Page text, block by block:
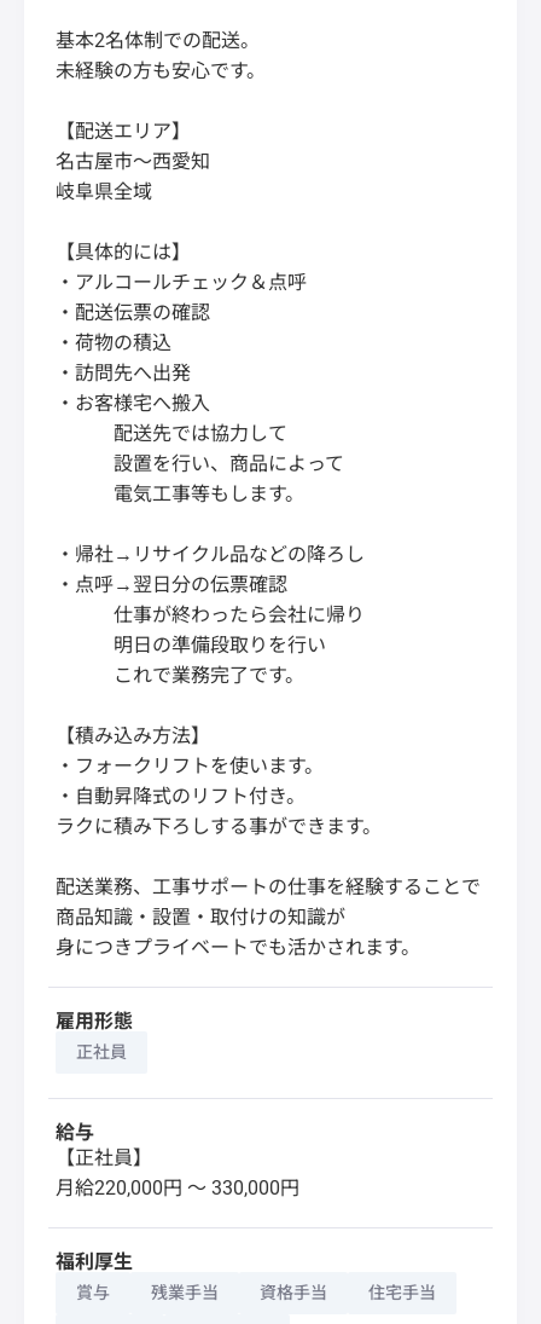
基本2名体制での配送。
未経験の方も安心です。
【配送エリア】
名古屋市～西愛知
岐阜県全域
【具体的には】
・アルコールチェック＆点呼
・配送伝票の確認
・荷物の積込
・訪問先へ出発
・お客様宅へ搬入
配送先では協力して
設置を行い、商品によって
電気工事等もします。
・帰社→リサイクル品などの降ろし
・点呼→翌日分の伝票確認
仕事が終わったら会社に帰り
明日の準備段取りを行い
これで業務完了です。
【積み込み方法】
・フォークリフトを使います。
・自動昇降式のリフト付き。
ラクに積み下ろしする事ができます。
配送業務、工事サポートの仕事を経験することで
商品知識・設置・取付けの知識が
身につきプライベートでも活かされます。
雇用形態
正社員
給与
【正社員】
月給220,000円 〜 330,000円
福利厚生
賞与 残業手当 資格手当 住宅手当